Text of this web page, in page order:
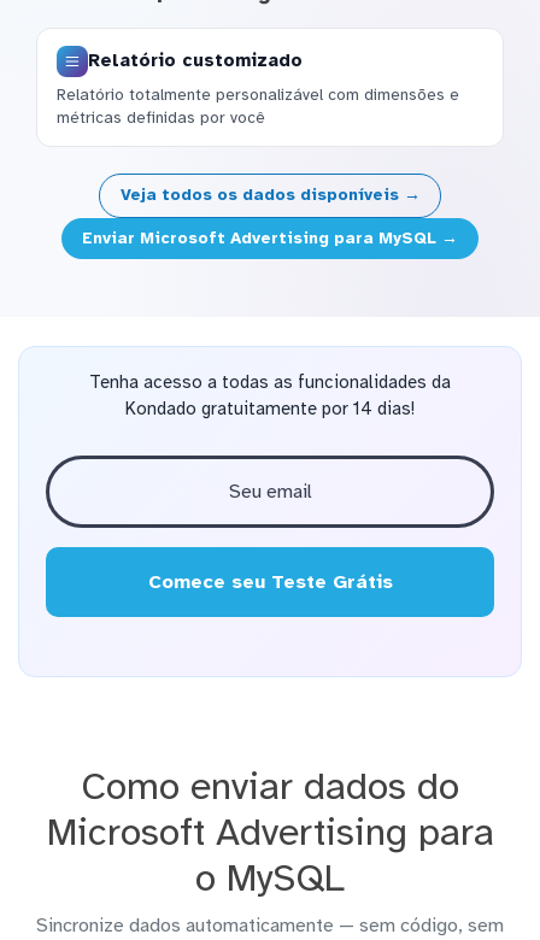
Relatório customizado
Relatório totalmente personalizável com dimensões e
métricas definidas por você
Veja todos os dados disponíveis →
Enviar Microsoft Advertising para MySQL →
Tenha acesso a todas as funcionalidades da
Kondado gratuitamente por 14 dias!
Comece seu Teste Grátis
Como enviar dados do
Microsoft Advertising para
o MySQL
Sincronize dados automaticamente — sem código, sem